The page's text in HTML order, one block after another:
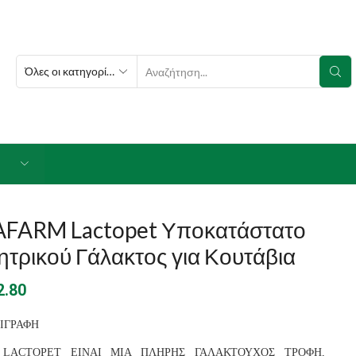
SEARCH
Lactopet Υποκατάστατο
Γάλακτος για Κουτάβια
ΕΙΝΑΙ ΜΙΑ ΠΛΗΡΗΣ ΓΑΛΑΚΤΟΥΧΟΣ ΤΡΟΦΗ,